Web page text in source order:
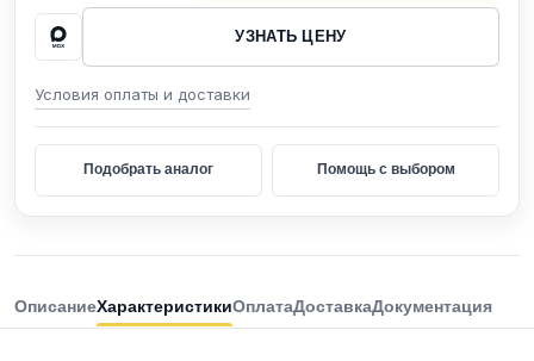
УЗНАТЬ ЦЕНУ
Условия оплаты и доставки
Подобрать аналог Помощь с выбором
ОписаниеХарактеристикиОплатаДоставкаДокументация